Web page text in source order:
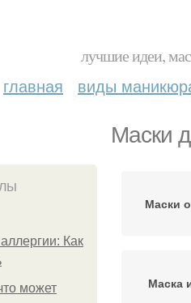
лучшие идеи,
главная виды
Маски
Как
может
Маски
Маска